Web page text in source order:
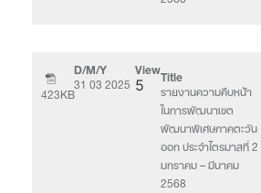
423KB
D/M/Y
31 03 2025
View
5 Title
รายงานความคืบหน้า
ในการพัฒนาเขต
พัฒนาพิเศษภาคตะวัน
ออก ประจำไตรมาสที่ 2
มกราคม – มีนาคม
2568